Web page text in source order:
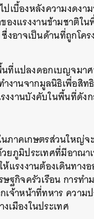
เบื้องหลังความงดง
องแรงงานข้ามชาติ
งอาจเป็นด้านที่ถูกโค
นที่แปลงดอกเบญจม
งานจากมูลนิธิเพื่อ
งานบังคับในพื้นที่ดังก
ภาคเกษตรส่วนใหญ่จ
ยภูมิประเทศที่มีอาณ
แรงงานต้องเดินทา
ฐกิจครัวเรือน การ
เจ้าหน้าที่ทหาร ควา
เมืองในประเทศ